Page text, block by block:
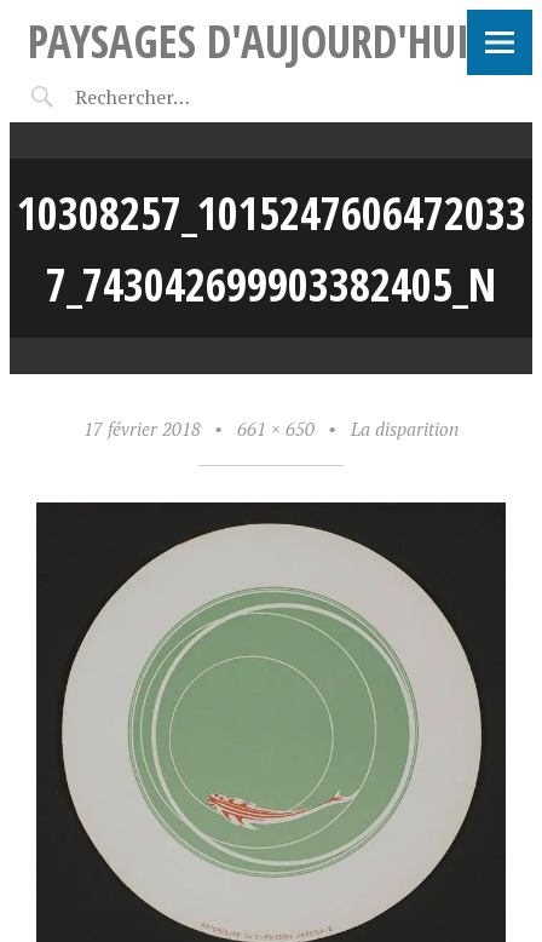
PAYSAGES D'AUJOURD'HUI
10308257_1015247606472033
7_743042699903382405_N
17 février 2018 • 661 × 650 • La disparition